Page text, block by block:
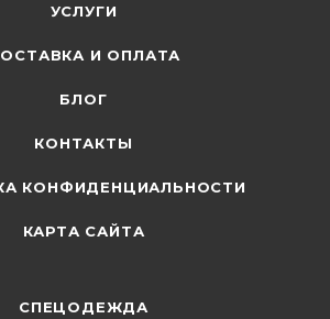
УСЛУГИ
И ОПЛАТА
БЛОГ
КОНТАКТЫ
КОНФИДЕНЦИАЛЬНОСТИ
КАРТА САЙТА
СПЕЦОДЕЖДА